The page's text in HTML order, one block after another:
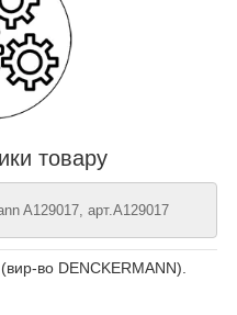
товару
A129017, арт.A129017
во DENCKERMANN).